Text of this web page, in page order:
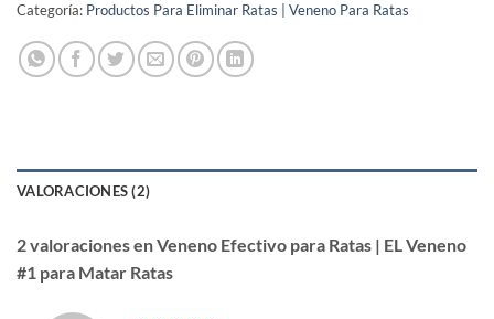
Categoría: Productos Para Eliminar Ratas | Veneno Para Ratas
VALORACIONES (2)
2 valoraciones enVeneno Efectivo para Ratas | EL Veneno
#1 para Matar Ratas